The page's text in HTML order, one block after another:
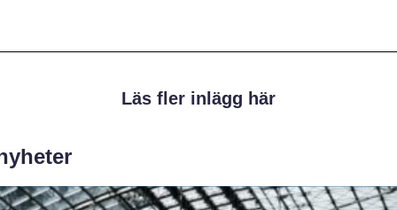
Läs fler inlägg här